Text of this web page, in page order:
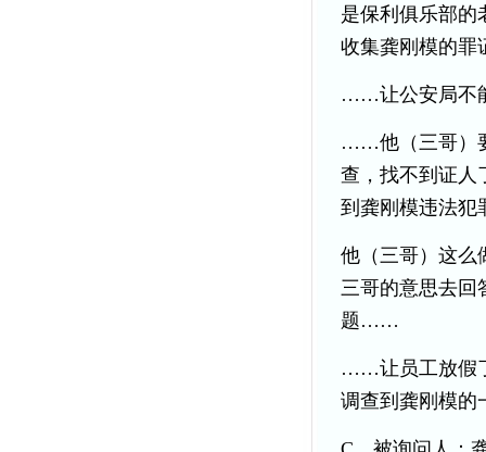
是保利俱乐部
收集龚刚模的
……让公安局不
……他（三哥）
查，找不到证人
到龚刚模违法犯
他（三哥）这么
三哥的意思去回
题……
……让员工放假
调查到龚刚模的